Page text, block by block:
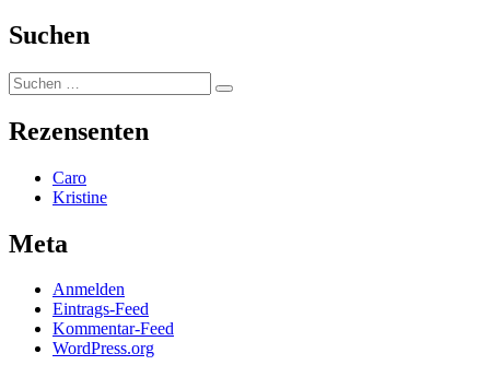
Suchen
Suchen
nach:
Suchen
Rezensenten
Caro
Kristine
Meta
Anmelden
Eintrags-Feed
Kommentar-Feed
WordPress.org